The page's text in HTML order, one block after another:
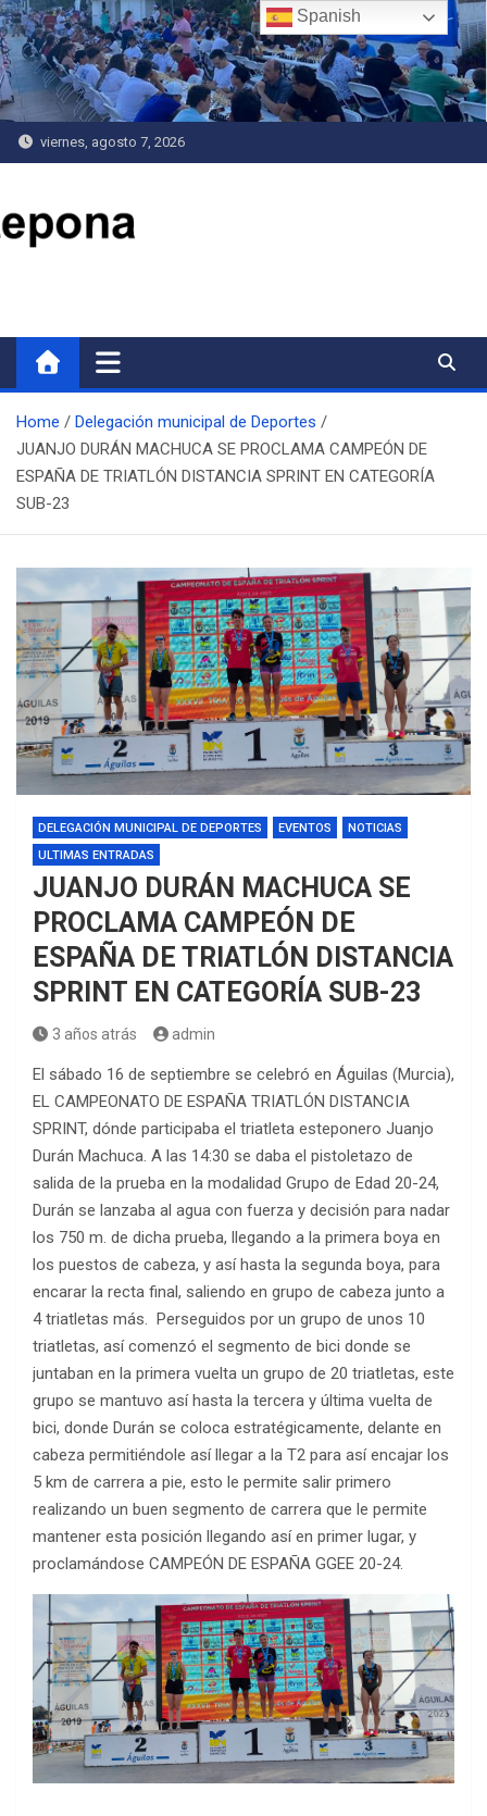
Saltar
al
contenido
viernes, agosto 7, 2026
Home
Delegación municipal de Deportes
JUANJO DURÁN MACHUCA SE PROCLAMA CAMPEÓN DE
ESPAÑA DE TRIATLÓN DISTANCIA SPRINT EN CATEGORÍA
SUB-23
DELEGACIÓN MUNICIPAL DE DEPORTES EVENTOS
NOTICIAS
ULTIMAS ENTRADAS
JUANJO DURÁN MACHUCA SE
PROCLAMA CAMPEÓN DE
ESPAÑA DE TRIATLÓN DISTANCIA
SPRINT EN CATEGORÍA SUB-23
3 años atrás admin
El sábado 16 de septiembre se celebró en Águilas (Murcia),
EL CAMPEONATO DE ESPAÑA TRIATLÓN DISTANCIA
SPRINT, dónde participaba el triatleta esteponero Juanjo
Durán Machuca. A las 14:30 se daba el pistoletazo de
salida de la prueba en la modalidad Grupo de Edad 20-24,
Durán se lanzaba al agua con fuerza y decisión para nadar
los 750 m. de dicha prueba, llegando a la primera boya en
los puestos de cabeza, y así hasta la segunda boya, para
encarar la recta final, saliendo en grupo de cabeza junto a
4 triatletas más. Perseguidos por un grupo de unos 10
triatletas, así comenzó el segmento de bici donde se
juntaban en la primera vuelta un grupo de 20 triatletas, este
grupo se mantuvo así hasta la tercera y última vuelta de
bici, donde Durán se coloca estratégicamente, delante en
cabeza permitiéndole así llegar a la T2 para así encajar los
5 km de carrera a pie, esto le permite salir primero
realizando un buen segmento de carrera que le permite
mantener esta posición llegando así en primer lugar, y
proclamándose CAMPEÓN DE ESPAÑA GGEE 20-24.
Spanish